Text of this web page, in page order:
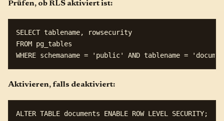
Prüfen, ob RLS aktiviert ist:
SELECT tablename, rowsecurity
FROM pg_tables
Aktivieren, falls deaktiviert: